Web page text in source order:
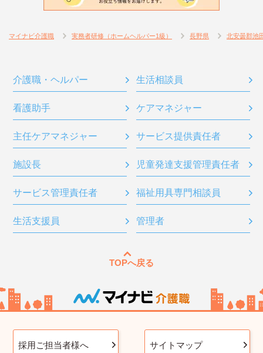
マイナビ介護職 実務者研修（ホームヘルパー1級） 長野県 北安曇郡池
介護職・ヘルパー 生活相談員
看護助手 ケアマネジャー
主任ケアマネジャー サービス提供責任者
施設長 児童発達支援管理責任者
サービス管理責任者 福祉用具専門相談員
生活支援員 管理者
TOPへ戻る
採用ご担当者様へ サイトマップ